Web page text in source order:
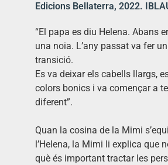
Edicions Bellaterra, 2022.
“El papa es diu Helena. Abans
una noia. L’any passat va fer
transició.
Es va deixar els cabells llargs,
colors bonics i va començar a
diferent”.
Quan la cosina de la Mimi
l’Helena, la Mimi li explica que
què és important tractar les